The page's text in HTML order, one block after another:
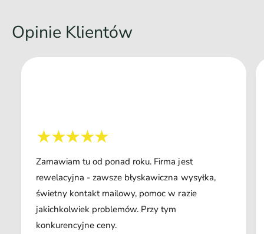
Opinie Klientów
Zamawiam tu od ponad roku. Firma jest
rewelacyjna - zawsze błyskawiczna wysyłka,
świetny kontakt mailowy, pomoc w razie
jakichkolwiek problemów. Przy tym
konkurencyjne ceny.